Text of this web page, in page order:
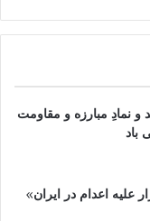
و نمادِ مبارزه و مقاومت
باد
علیه اعدام در ایران»